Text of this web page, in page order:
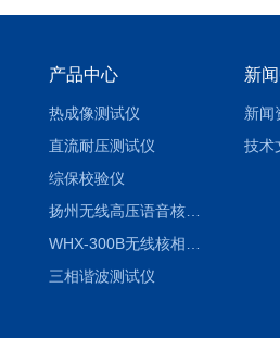
产品中心
热成像测试仪
直流耐压测试仪
综保校验仪
扬州无线高压语音核相仪
三相谐波测试仪
新
新闻
技术